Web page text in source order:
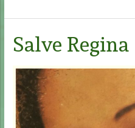
Alpha
Omega
Salve Regina